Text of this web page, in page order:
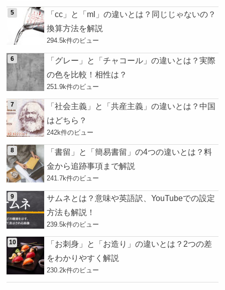
「cc」と「ml」の違いとは？同じじゃないの？
換算方法を解説
294.5k件のビュー
「グレー」と「チャコール」の違いとは？実際
の色を比較！相性は？
251.9k件のビュー
「社会主義」と「共産主義」の違いとは？中国
はどちら？
242k件のビュー
「書留」と「簡易書留」の4つの違いとは？料
金から追跡事項まで解説
241.7k件のビュー
サムネとは？意味や英語訳、YouTubeでの設定
方法も解説！
239.5k件のビュー
「お刺身」と「お造り」の違いとは？2つの差
をわかりやすく解説
230.2k件のビュー